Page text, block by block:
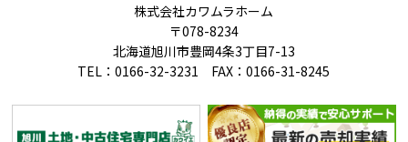
株式会社カワムラホーム
〒078-8234
北海道旭川市豊岡4条3丁目7-13
TEL：0166-32-3231 FAX：0166-31-8245